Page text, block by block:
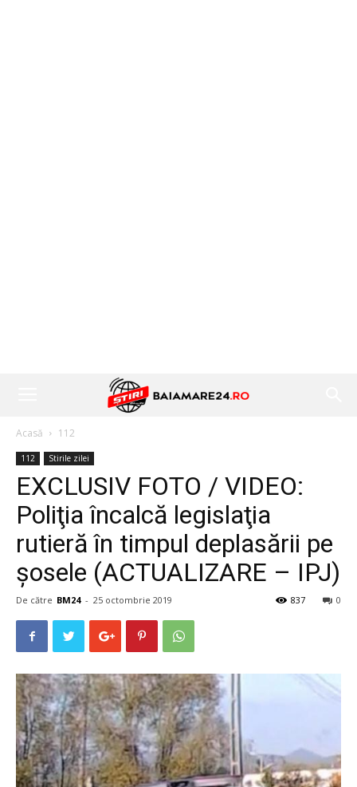
Acasă 112
112 Stirile zilei
EXCLUSIV FOTO / VIDEO:
Poliţia încalcă legislaţia
rutieră în timpul deplasării pe
şosele (ACTUALIZARE – IPJ)
De către BM24 - 25 octombrie 2019 0
837